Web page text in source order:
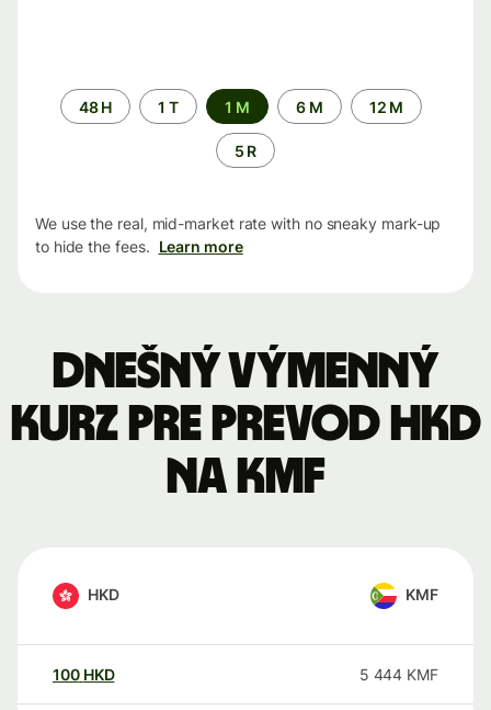
Time
period
48 H 1 T 1 M 6 M 12 M
5 R
We use the real, mid-market rate with no sneaky mark-up
to hide the fees. Learn more
Dnešný výmenný
kurz pre prevod HKD
na KMF
HKD KMF
100 HKD 5 444 KMF